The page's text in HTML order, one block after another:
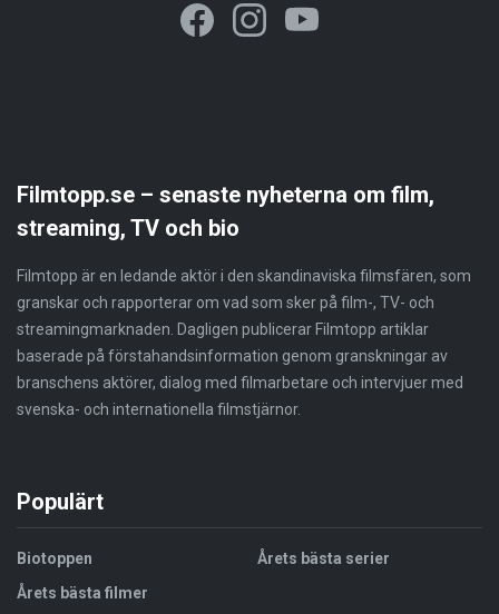
Filmtopp.se – senaste nyheterna om film,
streaming, TV och bio
Filmtopp är en ledande aktör i den skandinaviska filmsfären, som
granskar och rapporterar om vad som sker på film-, TV- och
streamingmarknaden. Dagligen publicerar Filmtopp artiklar
baserade på förstahandsinformation genom granskningar av
branschens aktörer, dialog med filmarbetare och intervjuer med
svenska- och internationella filmstjärnor.
Populärt
Biotoppen
Årets bästa filmer
Årets bästa serier